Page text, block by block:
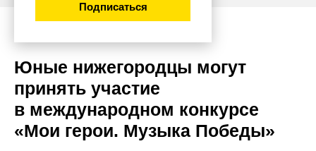
Юные нижегородцы могут
принять участие
в международном конкурсе
«Мои герои. Музыка Победы»
Подписаться